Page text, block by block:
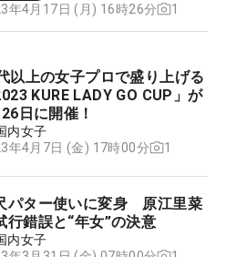
年4月17日 (月) 16時26分
1
以上の女子プロで盛り上げる
KURE LADY GO CUP」が
日に開催！
内女子
年4月7日 (金) 17時00分
1
パター使いに変身 原江里菜
行錯誤と“年女”の決意
内女子